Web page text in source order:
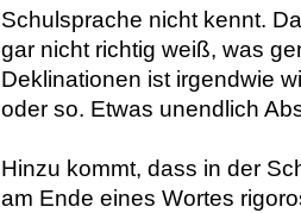
Schulsprache nicht kennt.
gar nicht richtig weiß, was
Deklinationen ist irgendwie
oder so. Etwas unendlich
Hinzu kommt, dass in der
am Ende eines Wortes